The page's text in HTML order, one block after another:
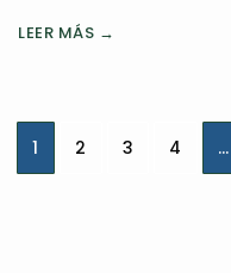
LEER MÁS →
Navegación
de
1 2 3 4 …